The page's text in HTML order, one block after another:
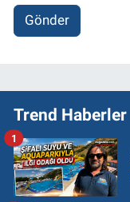
Gönder
Trend Haberler
1